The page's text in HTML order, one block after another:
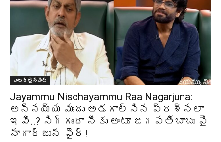
ఎంటర్టైన్మెంట్
Jayammu Nischayammu Raa Nagarjuna:
అన్నయ్య ముందు అడగాల్సిన ప్రశ్నలా
ఇవి..? సిగ్గుందా నీకు అంటూ జగపతిబాబు పై
నాగార్జున ఫైర్!